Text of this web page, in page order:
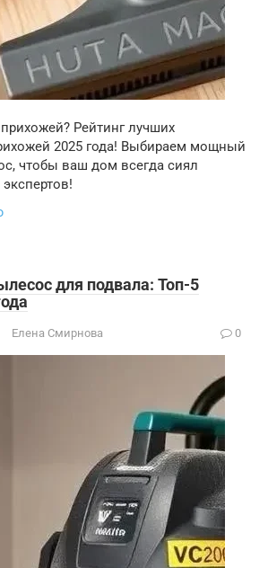
Рейтинг лучших
2025 года! Выбираем мощный
чтобы ваш дом всегда сиял
для подвала: Топ-5
Елена Смирнова 0